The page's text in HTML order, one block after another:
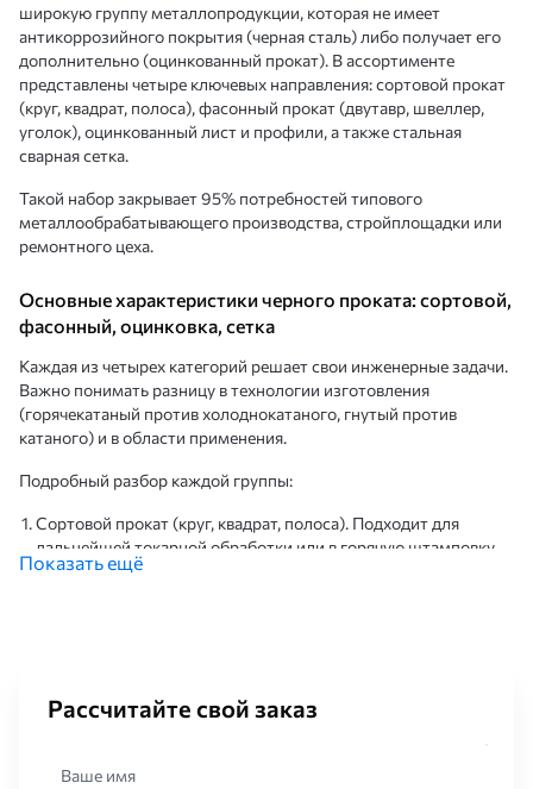
широкую группу металлопродукции, которая не имеет
антикоррозийного покрытия (черная сталь) либо получает его
дополнительно (оцинкованный прокат). В ассортименте
представлены четыре ключевых направления: сортовой прокат
(круг, квадрат, полоса), фасонный прокат (двутавр, швеллер,
уголок), оцинкованный лист и профили, а также стальная
сварная сетка.
Такой набор закрывает 95% потребностей типового
металлообрабатывающего производства, стройплощадки или
ремонтного цеха.
Основные характеристики черного проката: сортовой,
фасонный, оцинковка, сетка
Каждая из четырех категорий решает свои инженерные задачи.
Важно понимать разницу в технологии изготовления
(горячекатаный против холоднокатаного, гнутый против
катаного) и в области применения.
Подробный разбор каждой группы:
Сортовой прокат (круг, квадрат, полоса). Подходит для
дальнейшей токарной обработки или в горячую штамповку
валов, поковок и закладных деталей.
Сетка стальная (сварная арматурная сетка, кладочная сетка).
Показать ещё
Рассчитайте свой заказ
Ваше имя